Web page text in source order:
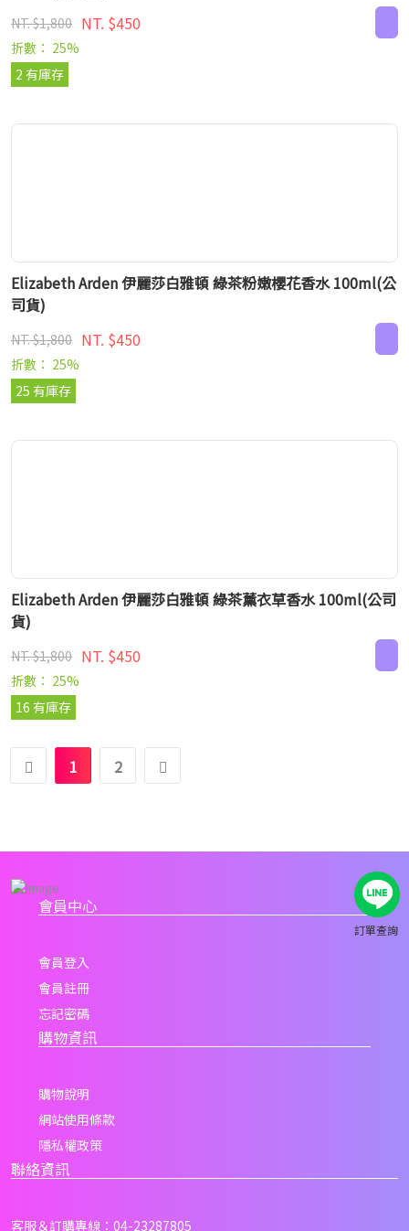
NT. $1,800 NT. $450
折數： 25%
2 有庫存
Elizabeth Arden 伊麗莎白雅頓 綠茶粉嫩櫻花香水 100ml(公
司貨)
NT. $1,800 NT. $450
折數： 25%
25 有庫存
Elizabeth Arden 伊麗莎白雅頓 綠茶薰衣草香水 100ml(公司
貨)
NT. $1,800 NT. $450
折數： 25%
16 有庫存
1 2
會員中心
會員登入
會員註冊
忘記密碼
購物資訊
購物說明
網站使用條款
隱私權政策
聯絡資訊
客服＆訂購專線：04-23287805
訂單查詢